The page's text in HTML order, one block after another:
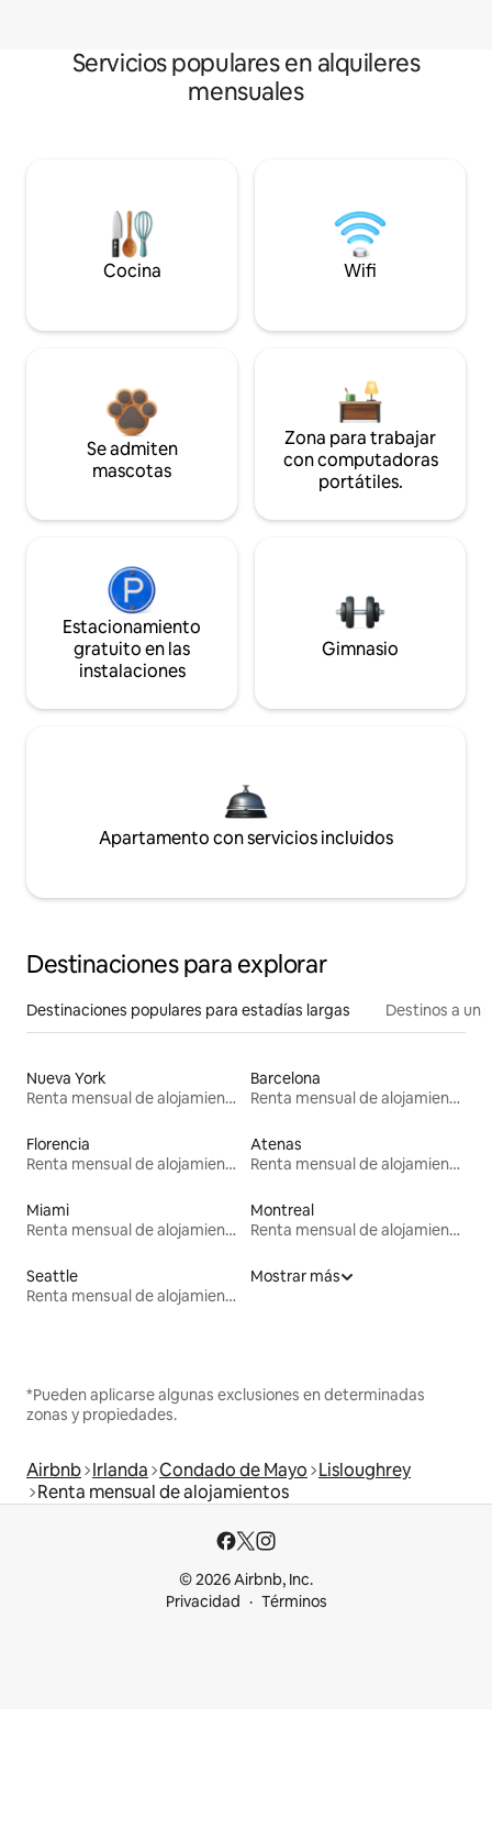
Servicios populares en alquileres
mensuales
Cocina Wifi
Se admiten
mascotas
Zona para trabajar
con computadoras
portátiles.
Estacionamiento
gratuito en las
instalaciones
Gimnasio
Apartamento con servicios incluidos
Destinaciones para explorar
Destinaciones populares para estadías largas Destinos a un
Nueva York
Renta mensual de alojamientos
Barcelona
Renta mensual de alojamientos
Florencia
Renta mensual de alojamientos
Atenas
Renta mensual de alojamientos
Miami
Renta mensual de alojamientos
Montreal
Renta mensual de alojamientos
Seattle
Renta mensual de alojamientos
Mostrar más
*Pueden aplicarse algunas exclusiones en determinadas
zonas y propiedades.
Airbnb Irlanda Condado de Mayo Lisloughrey
Renta mensual de alojamientos
© 2026 Airbnb, Inc.
Privacidad
Términos